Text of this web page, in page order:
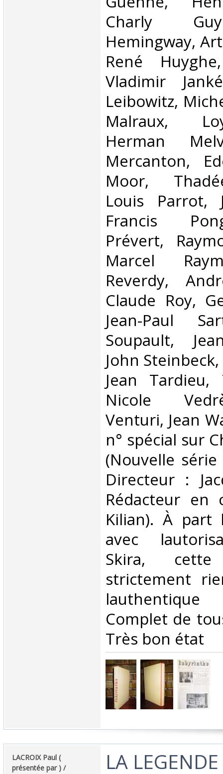
Charly
Hemingway,
René
Vladimir
Leibowitz,
Malraux,
Herman
Mercanton,
Moor,
Louis Parrot,
Francis
Prévert,
Marcel
Reverdy,
Claude Roy,
Jean-Paul
Soupault,
John
Jean Tardieu,
Nicole
Venturi, Jean
n° spécial sur
(Nouvelle
Directeur :
Rédacteur en
Kilian). À
avec
Skira,
strictement
Complet de
Très bon état‎
‎LACROIX Paul (
présentée par ) /
‎LA